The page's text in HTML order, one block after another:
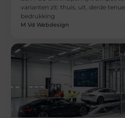
varianten zit: thuis, uit, derde
bedrukking
M Vd Webdesign